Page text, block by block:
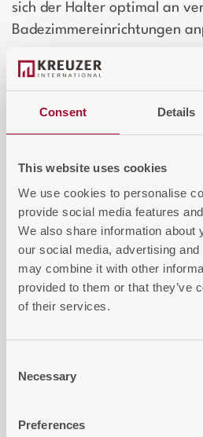
Consent Details
This website uses cookies
We use cookies to personalise
provide social media features
We also share information about
our social media, advertising
may combine it with other
provided to them or that they’ve
of their services.
Selection
Necessary
Preferences
sich der Halter optimal an
Badezimmereinrichtungen
Login für
IN DEN
AUF DIE
Diese Artikel könnten
interessieren